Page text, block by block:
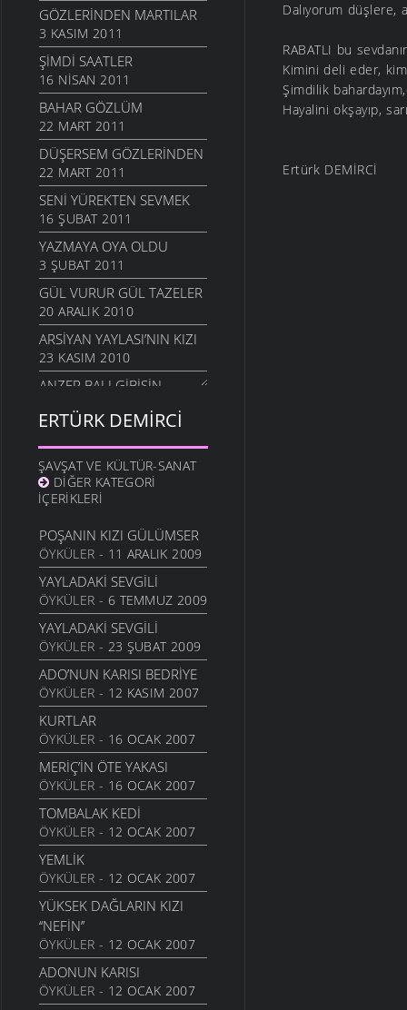
GÖZLERINDEN MARTILAR
3 KASIM 2011
ŞIMDI SAATLER
16 NISAN 2011
BAHAR GÖZLÜM
22 MART 2011
DÜŞERSEM GÖZLERINDEN
22 MART 2011
SENI YÜREKTEN SEVMEK
16 ŞUBAT 2011
YAZMAYA OYA OLDU
3 ŞUBAT 2011
GÜL VURUR GÜL TAZELER
20 ARALIK 2010
ARSIYAN YAYLASI’NIN KIZI
23 KASIM 2010
ANZER BALI GIBISIN
SEVERIM İSTANBULU
14 EKIM 2010
GÖZLER SESSIZ AĞLADI
10 EKIM 2010
İÇIMDE SAKLIYORUM
29 EYLÜL 2010
SENSIZIM ŞIMDI
23 EYLÜL 2010
HAYALIN
20 AĞUSTOS 2010
DIRHEM DIRHEM
22 TEMMUZ 2010
GEZELIM SAHILI
28 HAZIRAN 2010
SEN VARSIN BU ŞEHIRDE
10 HAZIRAN 2010
SEVDANIN PANAYIRI
23 MAYIS 2010
BITMEZ BU AĞLAYIŞLAR
7 MAYIS 2010
NAZAR BONCUĞU GIBI
25 NISAN 2010
YALANMIŞ
10 NISAN 2010
İNADINA YAŞAMAK
30 MART 2010
ERTÜRK DEMIRCI
ŞAVŞAT VE KÜLTÜR-SANAT
DIĞER KATEGORI
İÇERIKLERI
POŞANIN KIZI GÜLÜMSER
ÖYKÜLER - 11 ARALIK 2009
YAYLADAKI SEVGILI
ÖYKÜLER - 6 TEMMUZ 2009
YAYLADAKI SEVGILI
ÖYKÜLER - 23 ŞUBAT 2009
ADO’NUN KARISI BEDRIYE
ÖYKÜLER - 12 KASIM 2007
KURTLAR
ÖYKÜLER - 16 OCAK 2007
MERİÇ’İN ÖTE YAKASI
ÖYKÜLER - 16 OCAK 2007
TOMBALAK KEDİ
ÖYKÜLER - 12 OCAK 2007
YEMLİK
ÖYKÜLER - 12 OCAK 2007
YÜKSEK DAĞLARIN KIZI
‘‘NEFİN’’
ÖYKÜLER - 12 OCAK 2007
ADONUN KARISI
ÖYKÜLER - 12 OCAK 2007
Dalıyorum düşlere,
RABATLI bu
Kimini deli eder,
Şimdilik
Hayalini okşayıp,
Ertürk DEMİRCİ